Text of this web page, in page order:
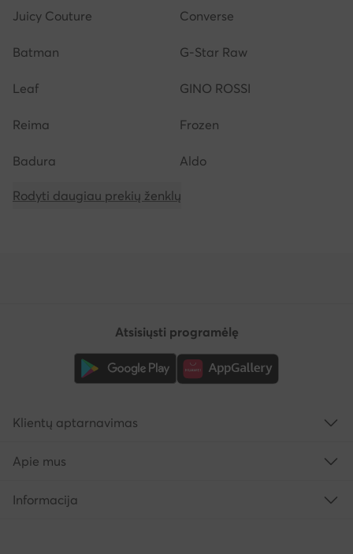
Juicy Couture Converse
Batman G-Star Raw
Leaf GINO ROSSI
Reima Frozen
Badura Aldo
Rodyti daugiau prekių ženklų
Atsisiųsti programėlę
Klientų aptarnavimas
Apie mus
Informacija